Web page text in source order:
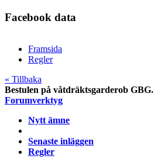
Facebook data
Framsida
Regler
« Tillbaka
Bestulen på våtdräktsgarderob GBG.
Forumverktyg
Nytt ämne
Senaste inläggen
Regler